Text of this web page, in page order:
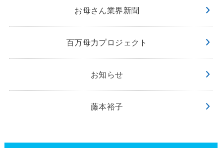
お母さん業界新聞
百万母力プロジェクト
お知らせ
藤本裕子